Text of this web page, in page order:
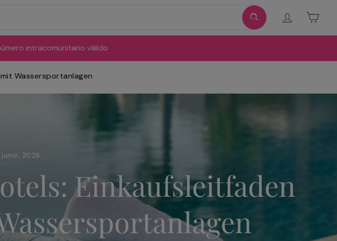
Ingresar
intracomunitario válido
Wassersportanlagen
junio, 2026
Einkaufsleitfaden